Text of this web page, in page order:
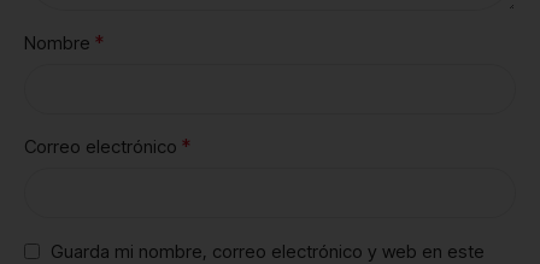
Nombre *
Correo electrónico *
Guarda mi nombre, correo electrónico y web en este